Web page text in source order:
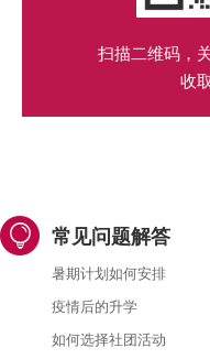
扫描二维码，
收
常见问题解答
暑期计划如何安排
疫情后的升学
如何选择社团活动